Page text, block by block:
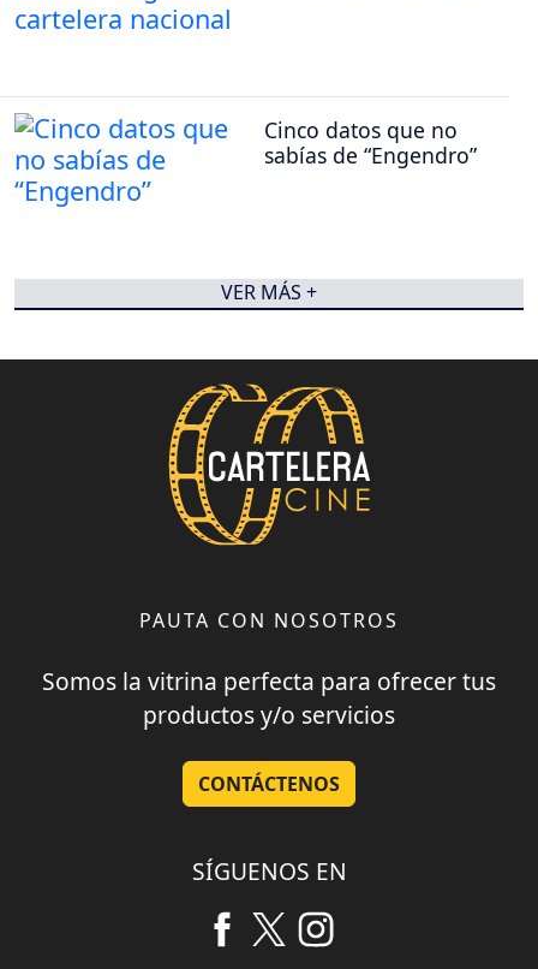
Cinco datos que no
sabías de “Engendro”
VER MÁS +
PAUTA CON NOSOTROS
Somos la vitrina perfecta para ofrecer tus
productos y/o servicios
CONTÁCTENOS
SÍGUENOS EN